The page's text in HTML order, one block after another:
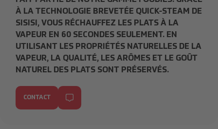
À LA TECHNOLOGIE BREVETÉE QUICK-STEAM DE
SISISI, VOUS RÉCHAUFFEZ LES PLATS À LA
VAPEUR EN 60 SECONDES SEULEMENT. EN
UTILISANT LES PROPRIÉTÉS NATURELLES DE LA
VAPEUR, LA QUALITÉ, LES ARÔMES ET LE GOÛT
NATUREL DES PLATS SONT PRÉSERVÉS.
CONTACT